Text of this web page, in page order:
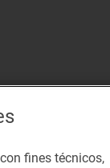
fines técnicos,